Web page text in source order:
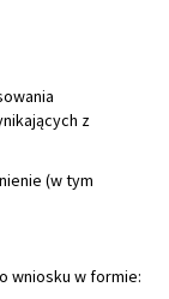
z
(w tym
wniosku w formie: